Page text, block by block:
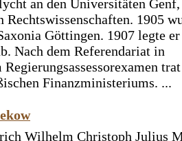
an den Universitäten Genf,
1905
Göttingen. 1907 legte er
Nach dem Referendariat in
Finanzministeriums. ...
Wilhelm Christoph Julius